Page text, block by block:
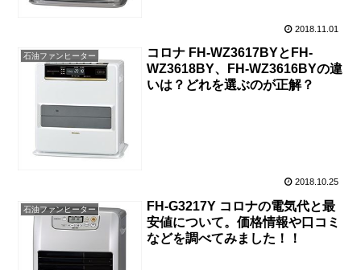
2018.11.01
石油ファンヒーター
コロナ FH-WZ3617BYとFH-
WZ3618BY、FH-WZ3616BYの違
いは？どれを選ぶのが正解？
2018.10.25
石油ファンヒーター
FH-G3217Y コロナの電気代と最
安値について。価格情報や口コミ
などを調べてみました！！